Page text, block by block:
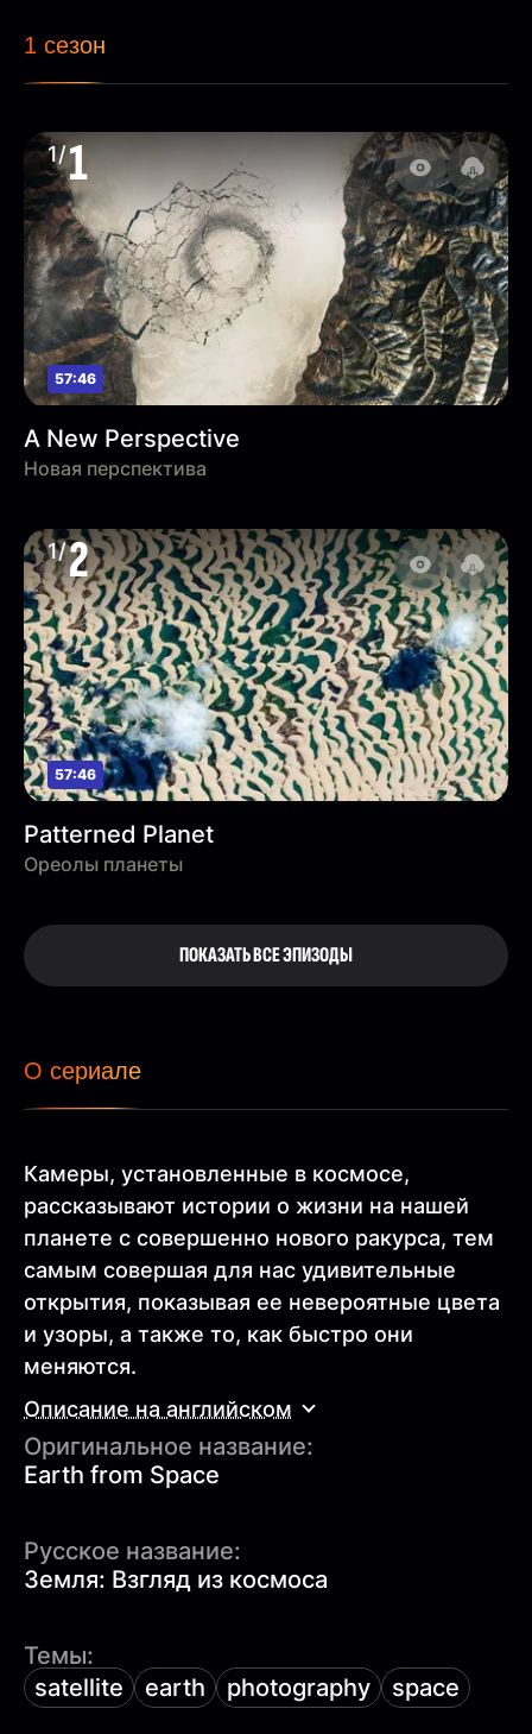
1 сезон
1/1
57:46
A New Perspective
Новая перспектива
1/2
57:46
Patterned Planet
Ореолы планеты
ПОКАЗАТЬ ВСЕ ЭПИЗОДЫ
О сериале
Камеры, установленные в космосе,
рассказывают истории о жизни на нашей
планете с совершенно нового ракурса, тем
самым совершая для нас удивительные
открытия, показывая ее невероятные цвета
и узоры, а также то, как быстро они
меняются.
Описание на английском
Оригинальное название:
Earth from Space
Русское название:
Земля: Взгляд из космоса
Темы:
satellite
earth photography space